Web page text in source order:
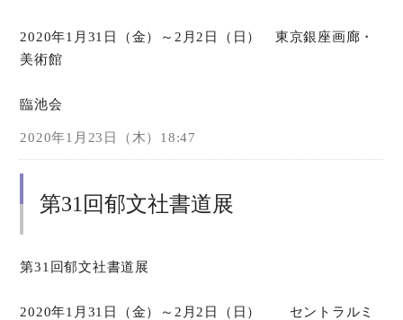
2020年1月31日（金）～2月2日（日） 東京銀座画廊・
美術館
臨池会
2020年1月23日（木）18:47
第31回郁文社書道展
第31回郁文社書道展
2020年1月31日（金）～2月2日（日） セントラルミ